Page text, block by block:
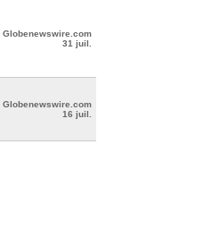
Globenewswire.com
31 juil.
Globenewswire.com
16 juil.